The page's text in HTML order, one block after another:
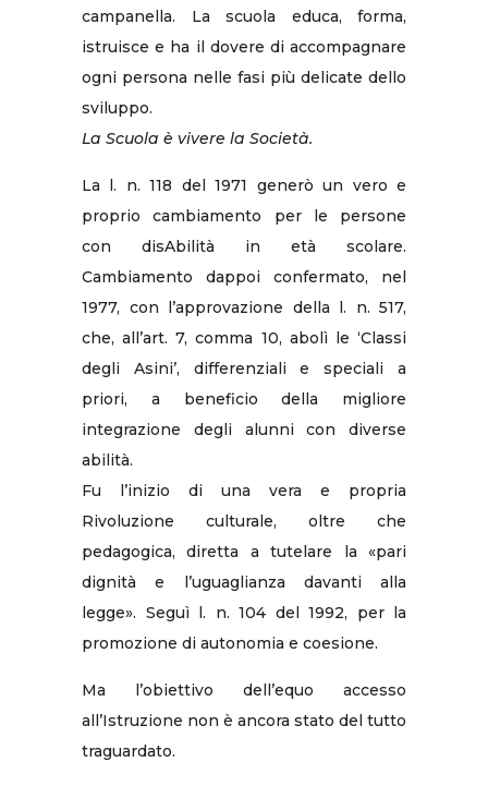
campanella. La scuola educa, forma,
istruisce e ha il dovere di accompagnare
ogni persona nelle fasi più delicate dello
sviluppo.
La Scuola è vivere la Società.
La l. n. 118 del 1971 generò un vero e
proprio cambiamento per le persone
con disAbilità in età scolare.
Cambiamento dappoi confermato, nel
1977, con l’approvazione della l. n. 517,
che, all’art. 7, comma 10, abolì le ‘Classi
degli Asini’, differenziali e speciali a
priori, a beneficio della migliore
integrazione degli alunni con diverse
abilità.
Fu l’inizio di una vera e propria
Rivoluzione culturale, oltre che
pedagogica, diretta a tutelare la «pari
dignità e l’uguaglianza davanti alla
legge». Seguì l. n. 104 del 1992, per la
promozione di autonomia e coesione.
Ma l’obiettivo dell’equo accesso
all’Istruzione non è ancora stato del tutto
traguardato.